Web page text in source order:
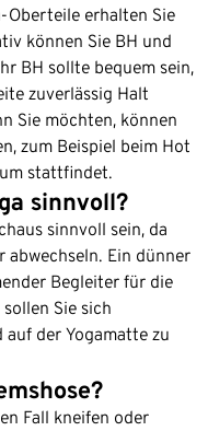
Oberteile erhalten Sie
können Sie BH und
BH sollte bequem sein,
zuverlässig Halt
Sie möchten, können
zum Beispiel beim Hot
stattfindet.
sinnvoll?
sinnvoll sein, da
Ein dünner
Begleiter für die
Sie sich
der Yogamatte zu
Fall kneifen oder